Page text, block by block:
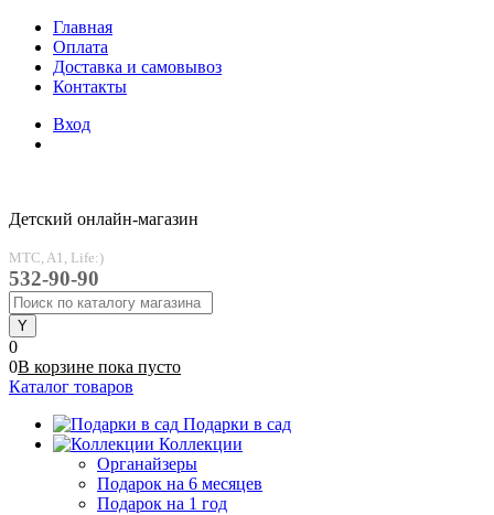
Главная
Оплата
Доставка и самовывоз
Контакты
Вход
Детский онлайн-магазин
MTC, A1, Life:)
532-90-90
0
0В корзине пока пусто
Каталог товаров
Подарки в сад
Коллекции
Органайзеры
Подарок на 6 месяцев
Подарок на 1 год